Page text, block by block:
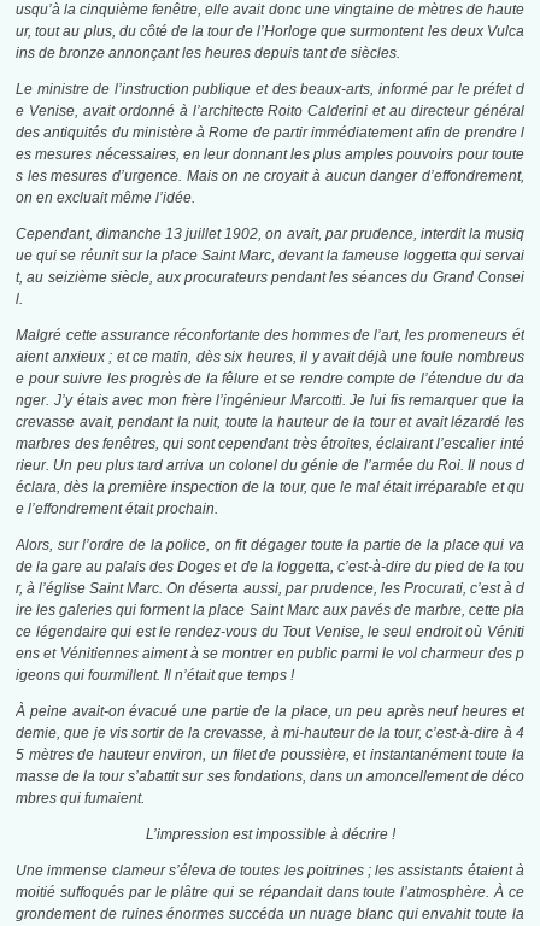
usqu’à la cinquième fenêtre, elle avait donc une vingtaine de mètres de haute
ur, tout au plus, du côté de la tour de l’Horloge que surmontent les deux Vulca
ins de bronze annonçant les heures depuis tant de siècles.
Le ministre de l’instruction publique et des beaux-arts, informé par le préfet d
e Venise, avait ordonné à l’architecte Roito Calderini et au directeur général
des antiquités du ministère à Rome de partir immédiatement afin de prendre l
es mesures nécessaires, en leur donnant les plus amples pouvoirs pour toute
s les mesures d’urgence. Mais on ne croyait à aucun danger d’effondrement,
on en excluait même l’idée.
Cependant, dimanche 13 juillet 1902, on avait, par prudence, interdit la musiq
ue qui se réunit sur la place Saint Marc, devant la fameuse loggetta qui servai
t, au seizième siècle, aux procurateurs pendant les séances du Grand Consei
l.
Malgré cette assurance réconfortante des hommes de l’art, les promeneurs ét
aient anxieux ; et ce matin, dès six heures, il y avait déjà une foule nombreus
e pour suivre les progrès de la fêlure et se rendre compte de l’étendue du da
nger. J’y étais avec mon frère l’ingénieur Marcotti. Je lui fis remarquer que la
crevasse avait, pendant la nuit, toute la hauteur de la tour et avait lézardé les
marbres des fenêtres, qui sont cependant très étroites, éclairant l’escalier inté
rieur. Un peu plus tard arriva un colonel du génie de l’armée du Roi. Il nous d
éclara, dès la première inspection de la tour, que le mal était irréparable et qu
e l’effondrement était prochain.
Alors, sur l’ordre de la police, on fit dégager toute la partie de la place qui va
de la gare au palais des Doges et de la loggetta, c’est-à-dire du pied de la tou
r, à l’église Saint Marc. On déserta aussi, par prudence, les Procurati, c’est à d
ire les galeries qui forment la place Saint Marc aux pavés de marbre, cette pla
ce légendaire qui est le rendez-vous du Tout Venise, le seul endroit où Véniti
ens et Vénitiennes aiment à se montrer en public parmi le vol charmeur des p
igeons qui fourmillent. Il n’était que temps !
À peine avait-on évacué une partie de la place, un peu après neuf heures et
demie, que je vis sortir de la crevasse, à mi-hauteur de la tour, c’est-à-dire à 4
5 mètres de hauteur environ, un filet de poussière, et instantanément toute la
masse de la tour s’abattit sur ses fondations, dans un amoncellement de déco
mbres qui fumaient.
L’impression est impossible à décrire !
Une immense clameur s’éleva de toutes les poitrines ; les assistants étaient à
moitié suffoqués par le plâtre qui se répandait dans toute l’atmosphère. À ce
grondement de ruines énormes succéda un nuage blanc qui envahit toute la